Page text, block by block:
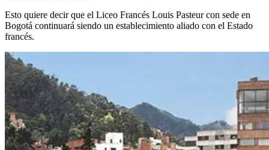
Esto quiere decir que el Liceo Francés Louis Pasteur con sede en
Bogotá continuará siendo un establecimiento aliado con el Estado
francés.